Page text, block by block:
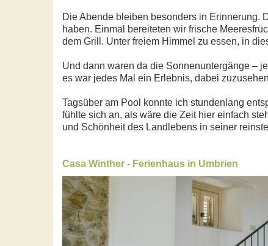
Die Abende bleiben besonders in Erinnerung.
haben. Einmal bereiteten wir frische
dem Grill. Unter freiem Himmel zu essen, in
Und dann waren da die Sonnenuntergänge –
es war jedes Mal ein Erlebnis, dabei
Tagsüber am Pool konnte ich stundenlang
fühlte sich an, als wäre die Zeit hier einfach
und Schönheit des Landlebens in seiner
Casa Winther - Ferienhaus in Umbrien